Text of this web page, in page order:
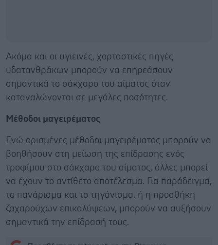
Ακόμα και οι υγιεινές, χορταστικές πηγές
υδατανθράκων μπορούν να επηρεάσουν
σημαντικά το σάκχαρο του αίματος όταν
καταναλώνονται σε μεγάλες ποσότητες.
Μέθοδοι μαγειρέματος
Ενώ ορισμένες μέθοδοι μαγειρέματος μπορούν να
βοηθήσουν στη μείωση της επίδρασης ενός
τροφίμου στο σάκχαρο του αίματος, άλλες μπορεί
να έχουν το αντίθετο αποτέλεσμα. Για παράδειγμα,
το πανάρισμα και το τηγάνισμα, ή η προσθήκη
ζαχαρούχων επικαλύψεων, μπορούν να αυξήσουν
σημαντικά την επίδρασή τους.